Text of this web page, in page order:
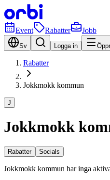
Event Rabatter Jobb
Sv Logga in
Rabatter
Jokkmokk kommun
J
Jokkmokk
Rabatter Socials
Jokkmokk kommun har inga